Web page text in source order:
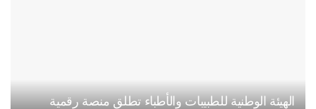
الهيئة الوطنية للطبيبات والأطباء تطلق منصة رقمية